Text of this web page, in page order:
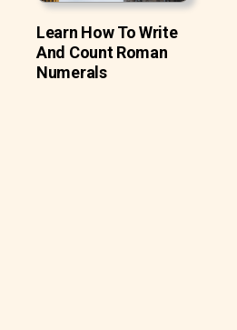
Learn How To Write
And Count Roman
Numerals